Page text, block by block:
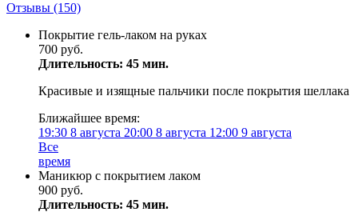
Отзывы (150)
Покрытие гель-лаком на руках
700 руб.
Длительность: 45 мин.
Красивые и изящные пальчики после покрытия шеллака
Ближайшее время:
19:30 8 августа 20:00 8 августа 12:00 9 августа
Все
время
Маникюр с покрытием лаком
900 руб.
Длительность: 45 мин.